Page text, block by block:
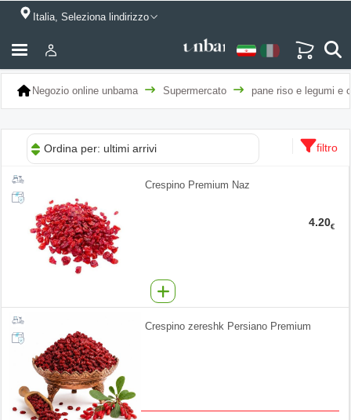
Italia, Seleziona lindirizzo
Negozio online unbama Supermercato pane riso e legumi e
Ordina per: ultimi arrivi filtro
Crespino Premium Naz
4.20€
Crespino zereshk Persiano Premium